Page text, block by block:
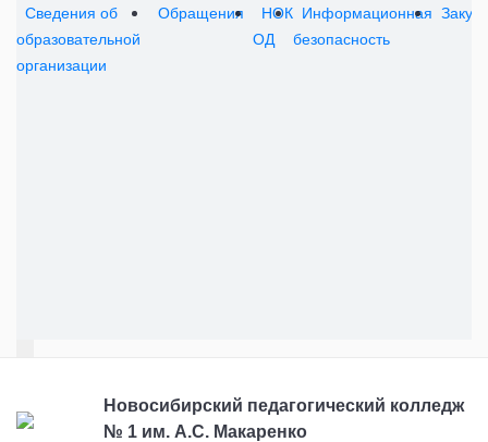
Сведения об
образовательной
организации
Обращения
НОК
ОД
Информационная
безопасность
Новосибирский педагогический колледж
№ 1 им. А.С. Макаренко